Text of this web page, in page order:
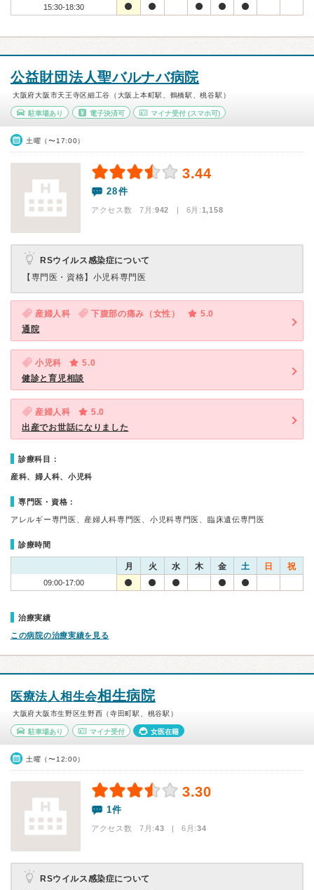
15:30-18:30
公益財団法人聖バルナバ病院
大阪府大阪市天王寺区細工谷（大阪上本町駅、鶴橋駅、桃谷駅）
駐車場あり 電子決済可 マイナ受付 (スマホ可)
土曜（〜17:00）
3.44
28件
アクセス数 7月:942 | 6月:1,158
RSウイルス感染症について
【専門医・資格】 小児科専門医
産婦人科 下腹部の痛み（女性）
5.0
通院
小児科
5.0
健診と育児相談
産婦人科
5.0
出産でお世話になりました
診療科目：
産科、婦人科、小児科
専門医・資格：
アレルギー専門医、産婦人科専門医、小児科専門医、臨床遺伝専門医
診療時間
月 火 水 木 金 土 日 祝
09:00-17:00
治療実績
この病院の治療実績を見る
医療法人相生会相生病院
大阪府大阪市生野区生野西（寺田町駅、桃谷駅）
駐車場あり マイナ受付 女医在籍
土曜（〜12:00）
3.30
1件
アクセス数 7月:43 | 6月:34
RSウイルス感染症について